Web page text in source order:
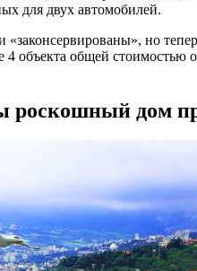
для двух автомобилей.
но
объекта общей стоимостью
роскошный дом